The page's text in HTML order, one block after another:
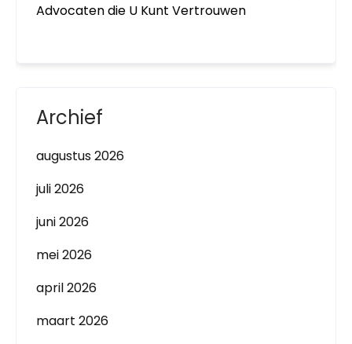
Advocaten die U Kunt Vertrouwen
Archief
augustus 2026
juli 2026
juni 2026
mei 2026
april 2026
maart 2026